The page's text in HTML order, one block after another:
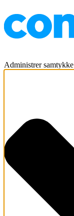
Administrer samtykke